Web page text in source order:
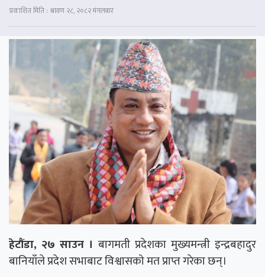
प्रकाशित मिति : श्रावण २८, २०८२ मंगलबार
हेटौंडा, २७ साउन । बागमती प्रदेशका मुख्यमन्त्री इन्द्रबहादुर
बानियाँले प्रदेश सभाबाट विश्वासको मत प्राप्त गरेका छन्।